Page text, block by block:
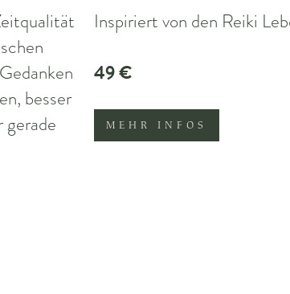
besser
gerade
Inspiriert von den Reiki
49 €
MEHR INFOS